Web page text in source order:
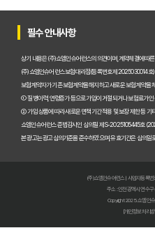
필수 안내사항
상기 내용은 (주)쇼엠인슈어런스의 의견이며, 계약체결에 따
(주)쇼엠인슈어런스 보험대리점(등록번호 제2025030014호)
보험계약자가 기존 보험계약을 해지하고 새로운 보험계약을
① 질병이력, 연령증가 등으로 가입이 거절되거나 보험료가 인
② 가입 상품에 따라 새로운 면책기간 적용 및 보장 제한 등 기
쇼엠인슈어런스 준법감시인 심의필 제S-2025105445호
본 광고는 광고심의기준을 준수하였으며, 유효기간은 심의일
(주)쇼엠인슈어런스 | 사업자등록
주소 : 인천광역시 연수
Copyright 2025. 쇼엠인
[개인정보처리